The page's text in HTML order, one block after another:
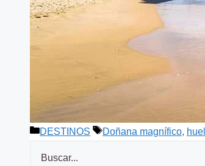
Categorías
DESTINOS Etiquetas
Doñana magnífico,